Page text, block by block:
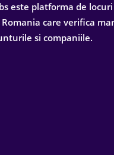
este platforma de
care verifica
si companiile.